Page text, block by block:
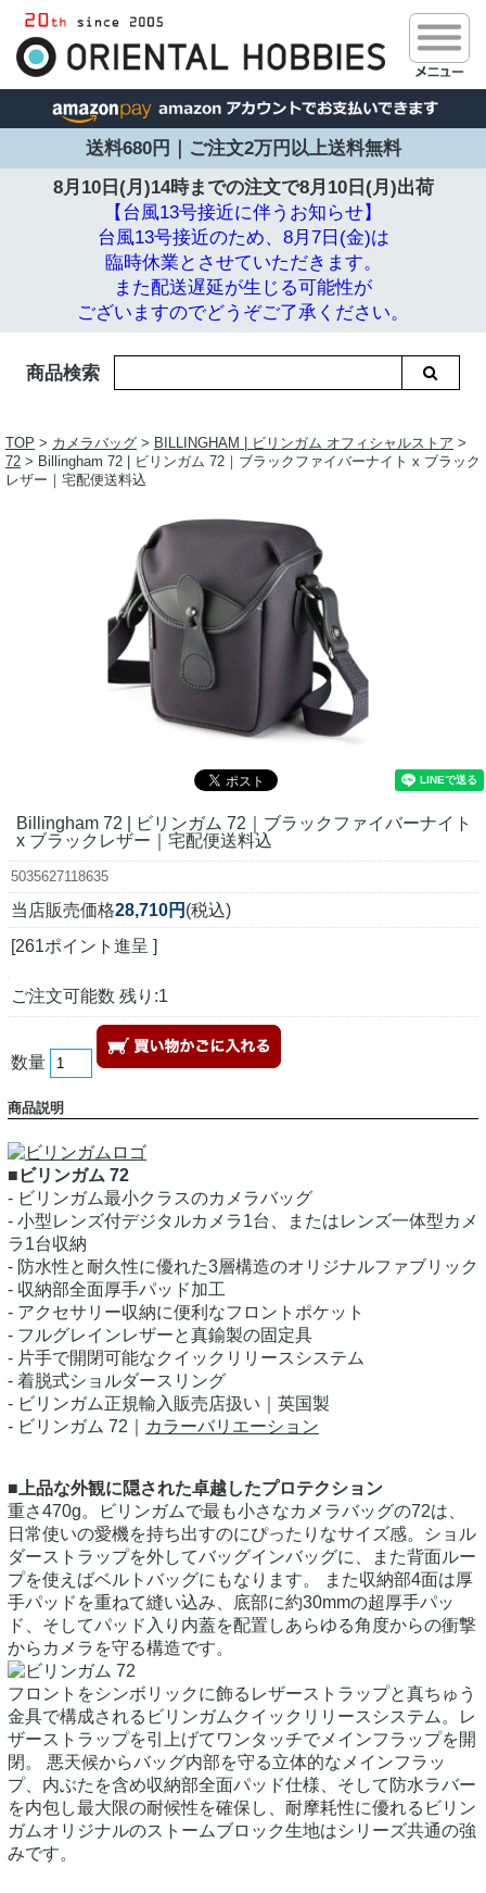
送料680円｜ご注文2万円以上送料無料
8月10日(月)14時までの注文で8月10日(月)出荷
【台風13号接近に伴うお知らせ】
台風13号接近のため、8月7日(金)は
臨時休業とさせていただきます。
また配送遅延が生じる可能性が
ございますのでどうぞご了承ください。
商品検索
TOP > カメラバッグ > BILLINGHAM | ビリンガム オフィシャルストア >
72 > Billingham 72 | ビリンガム 72｜ブラックファイバーナイト x ブラック
レザー｜宅配便送料込
Billingham 72 | ビリンガム 72｜ブラックファイバーナイト
x ブラックレザー｜宅配便送料込
5035627118635
当店販売価格28,710円 (税込)
[261ポイント進呈 ]
ご注文可能数 残り:1
数量
商品説明
■ビリンガム 72
- ビリンガム最小クラスのカメラバッグ
- 小型レンズ付デジタルカメラ1台、またはレンズ一体型カメ
ラ1台収納
- 防水性と耐久性に優れた3層構造のオリジナルファブリック
- 収納部全面厚手パッド加工
- アクセサリー収納に便利なフロントポケット
- フルグレインレザーと真鍮製の固定具
- 片手で開閉可能なクイックリリースシステム
- 着脱式ショルダースリング
- ビリンガム正規輸入販売店扱い｜英国製
- ビリンガム 72｜
カラーバリエーション
■上品な外観に隠された卓越したプロテクション
重さ470g。ビリンガムで最も小さなカメラバッグの72は、
日常使いの愛機を持ち出すのにぴったりなサイズ感。ショル
ダーストラップを外してバッグインバッグに、また背面ルー
プを使えばベルトバッグにもなります。 また収納部4面は厚
手パッドを重ねて縫い込み、底部に約30mmの超厚手パッ
ド、そしてパッド入り内蓋を配置しあらゆる角度からの衝撃
からカメラを守る構造です。
フロントをシンボリックに飾るレザーストラップと真ちゅう
金具で構成されるビリンガムクイックリリースシステム。レ
ザーストラップを引上げてワンタッチでメインフラップを開
閉。 悪天候からバッグ内部を守る立体的なメインフラッ
プ、内ぶたを含め収納部全面パッド仕様、そして防水ラバー
を内包し最大限の耐候性を確保し、耐摩耗性に優れるビリン
ガムオリジナルのストームブロック生地はシリーズ共通の強
みです。